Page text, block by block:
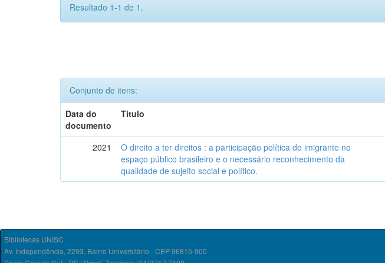
Resultado 1-1 de 1.
Conjunto de itens:
Data do
documento
Título
2021
O direito a ter direitos : a participação política do imigrante no
espaço público brasileiro e o necessário reconhecimento da
qualidade de sujeito social e político.
Bibliotecas UNISC
Av. Independência, 2293, Bairro Universitário - CEP 96815-900